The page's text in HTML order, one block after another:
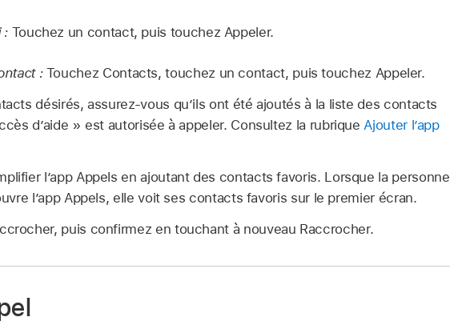
:Touchez un contact, puis touchez Appeler.
:Touchez Contacts, touchez un contact, puis touchez Appeler.
désirés, assurez-vous qu’ils ont été ajoutés à la liste des contacts
d’aide » est autorisée à appeler. Consultez la rubriqueAjouter l’app
l’app Appels en ajoutant des contacts favoris. Lorsque la personne
l’app Appels, elle voit ses contacts favoris sur le premier écran.
puis confirmez en touchant à nouveau Raccrocher.